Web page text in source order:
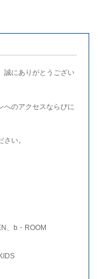
誠にありがとうござい
へのアクセスならびに
い。
、b・ROOM